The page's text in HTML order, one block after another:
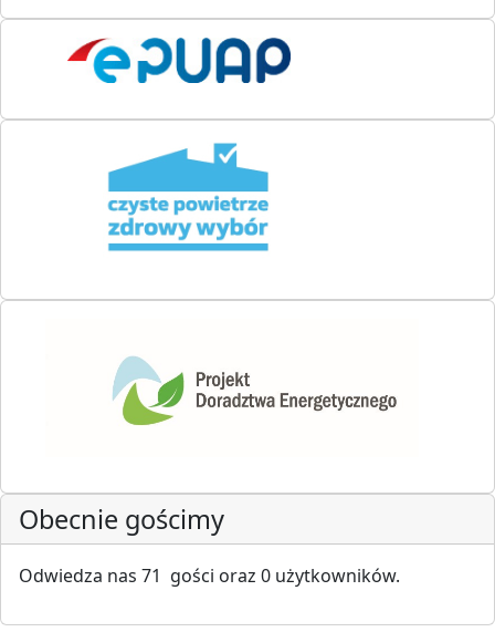
Obecnie gościmy
Odwiedza nas 71 gości oraz 0 użytkowników.